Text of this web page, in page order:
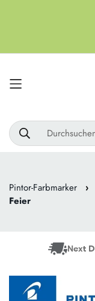
Pintor-Farbmarker ›
Feier
Next